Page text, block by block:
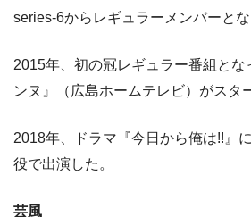
series-6からレギュラーメンバーとな
2015年、初の冠レギュラー番組とな
ンヌ』（広島ホームテレビ）がスタ
2018年、ドラマ『今日から俺は!!』
役で出演した。
芸風